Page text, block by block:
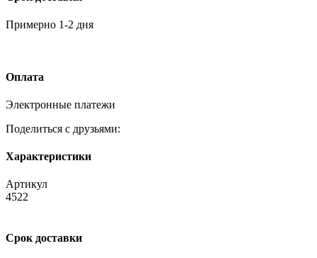
Примерно 1-2 дня
Оплата
Электронные платежи
Поделиться с друзьями:
Характеристики
Артикул
4522
Срок доставки